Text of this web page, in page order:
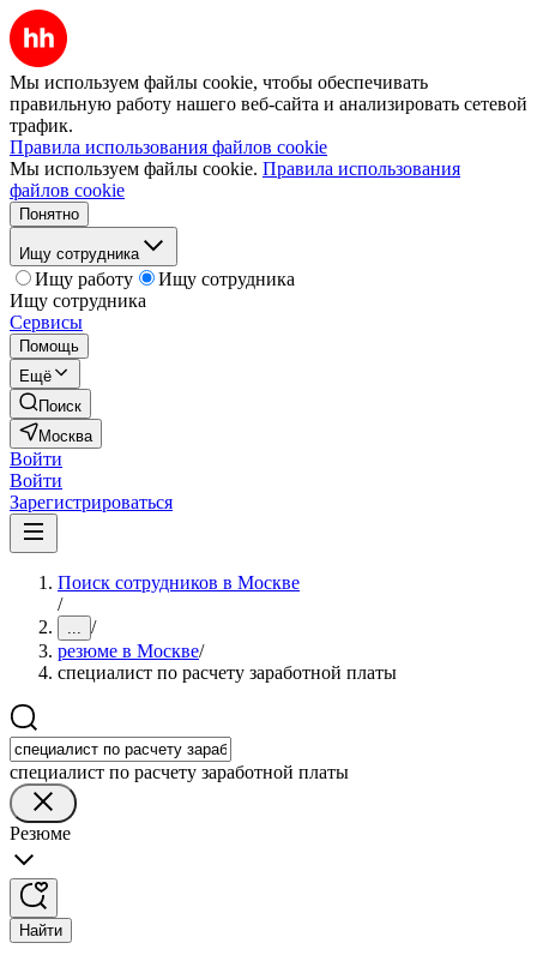
Мы используем файлы cookie, чтобы обеспечивать
правильную работу нашего веб-сайта и анализировать сетевой
трафик.
Правила использования файлов cookie
Мы используем файлы cookie. Правила использования
файлов cookie
Понятно
Ищу сотрудника
Ищу работу
Ищу сотрудника
Ищу сотрудника
Сервисы
Помощь
Ещё
Поиск
Москва
Войти
Войти
Зарегистрироваться
Поиск сотрудников в Москве
/
... /
резюме в Москве/
специалист по расчету заработной платы
специалист по расчету заработной платы
Резюме
Найти